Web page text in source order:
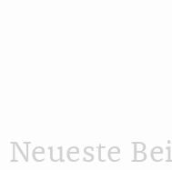
Neueste